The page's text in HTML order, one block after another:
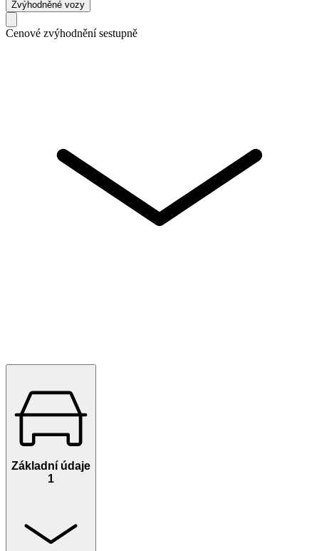
Zvýhodněné vozy
Cenové zvýhodnění sestupně
Základní údaje
1